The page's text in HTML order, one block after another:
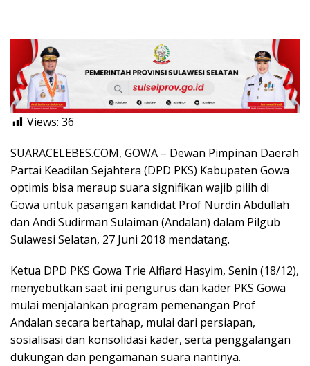
Views: 36
SUARACELEBES.COM, GOWA – Dewan Pimpinan Daerah
Partai Keadilan Sejahtera (DPD PKS) Kabupaten Gowa
optimis bisa meraup suara signifikan wajib pilih di
Gowa untuk pasangan kandidat Prof Nurdin Abdullah
dan Andi Sudirman Sulaiman (Andalan) dalam Pilgub
Sulawesi Selatan, 27 Juni 2018 mendatang.
Ketua DPD PKS Gowa Trie Alfiard Hasyim, Senin (18/12),
menyebutkan saat ini pengurus dan kader PKS Gowa
mulai menjalankan program pemenangan Prof
Andalan secara bertahap, mulai dari persiapan,
sosialisasi dan konsolidasi kader, serta penggalangan
dukungan dan pengamanan suara nantinya.